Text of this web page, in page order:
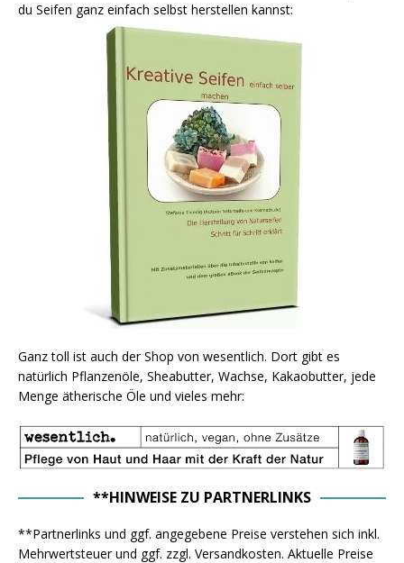
du Seifen ganz einfach selbst herstellen kannst:
Ganz toll ist auch der Shop von wesentlich. Dort gibt es
natürlich Pflanzenöle, Sheabutter, Wachse, Kakaobutter, jede
Menge ätherische Öle und vieles mehr:
**HINWEISE ZU PARTNERLINKS
**Partnerlinks und ggf. angegebene Preise verstehen sich inkl.
Mehrwertsteuer und ggf. zzgl. Versandkosten. Aktuelle Preise